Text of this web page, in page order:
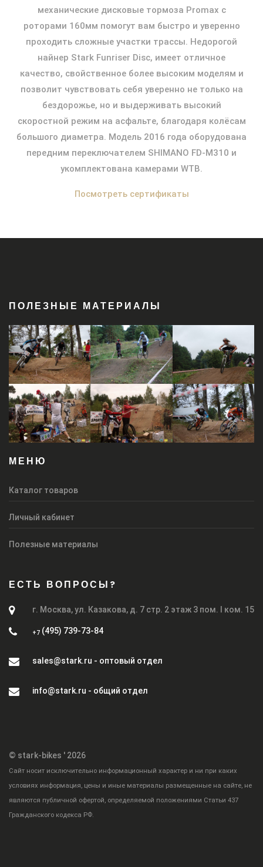
механические дисковые тормоза Promax с
роторами 160мм помогут вам быстро и уверенно
проходить сложные участки трассы. Недорогой
найнер Stark Funriser Disc, имеет отличное
качество, свойственное более высоким моделям и
позволит чувствовать себя уверенно не только на
бездорожье, но и выдерживать высокий
скоростной режим на асфальте, благодаря колёсам
большого диаметра. Модель 2016 года оборудована
передним переключателем SHIMANO FD-M310 и
укомплектована камерами WTB.
Посмотреть сертификаты
ПОЛЕЗНЫЕ МАТЕРИАЛЫ
МЕНЮ
Каталог товаров
Личный кабинет
Полезные материалы
ЕСТЬ ВОПРОСЫ?
г. Москва, ул. Казакова, д. 7 стр. 2 этаж 3 пом. I ком. 15
+7 (495) 739-73-84
sales@stark.ru - оптовый отдел
info@stark.ru - общий отдел
© stark-bikes ' 2026
Cайт носит исключительно информационный характер и ни при каких
условиях информация, цены и иные материалы размещенные на сайте, не
являются публичной офертой, определяемой положениями Статьи 437
Гражданского кодекса РФ.